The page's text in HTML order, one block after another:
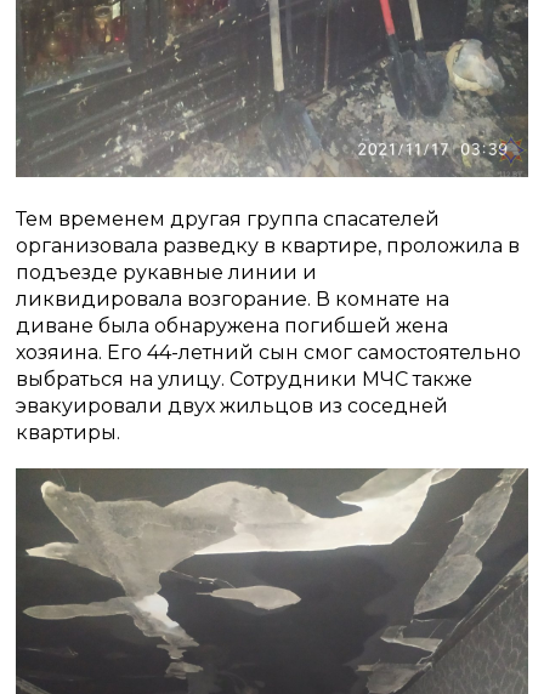
Тем временем другая группа спасателей
организовала разведку в квартире, проложила в
подъезде рукавные линии и
ликвидировала возгорание. В комнате на
диване была обнаружена погибшей жена
хозяина. Его 44-летний сын смог самостоятельно
выбраться на улицу. Сотрудники МЧС также
эвакуировали двух жильцов из соседней
квартиры.